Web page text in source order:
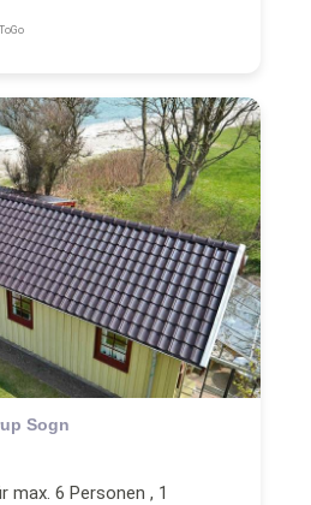
Sogn
max. 6 Personen , 1